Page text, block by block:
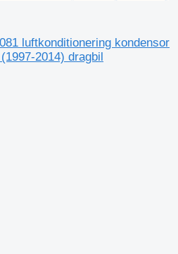
luftkonditionering kondensor
2014) dragbil